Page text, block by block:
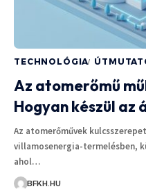
TECHNOLÓGIA
Az atomerőmű
Hogyan készül az
Az atomerőművek
villamosenergia-termelésben,
ahol…
BFKH.HU